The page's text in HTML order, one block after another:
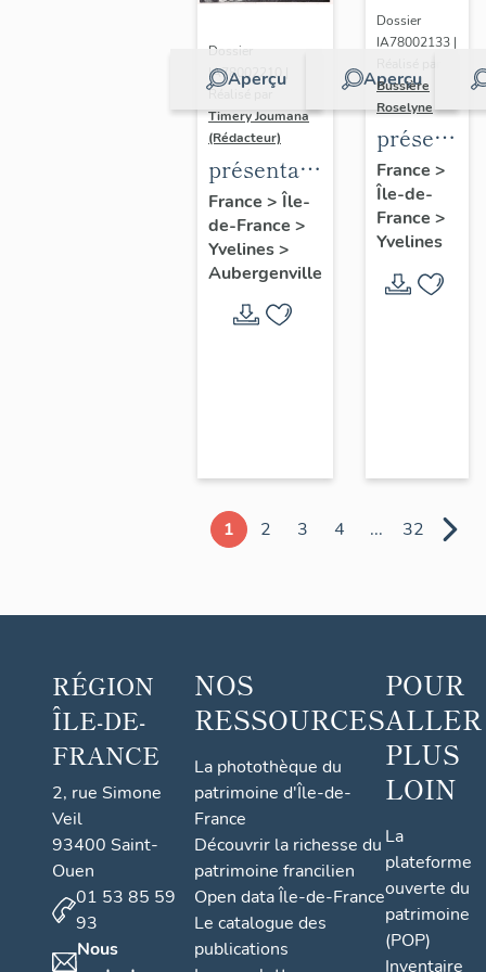
Aperçu
Dossier
IA78002210 |
Réalisé par
Timery Joumana
(Rédacteur)
présentation
de l'étude
d'Elisabethville
France > Île-
de-France >
Yvelines>
Aubergenville
Aperçu
Dossier
IA78002133 |
Bussière
Roselyne
du
diagnostic
et
France >
Île-de-
France >
Yvelines
1 2 3 4 ... 32
RÉGION
ÎLE-DE-
FRANCE
2, rue Simone
Veil
93400 Saint-
Ouen
01 53 85 59
93
Nous
NOS
RESSOURCES
La photothèque du
patrimoine d'Île-de-
France
Découvrir la richesse du
patrimoine francilien
Open data Île-de-France
Le catalogue des
publications
POUR
ALLER
PLUS
LOIN
La
plateforme
ouverte du
patrimoine
(POP)
Inventaire